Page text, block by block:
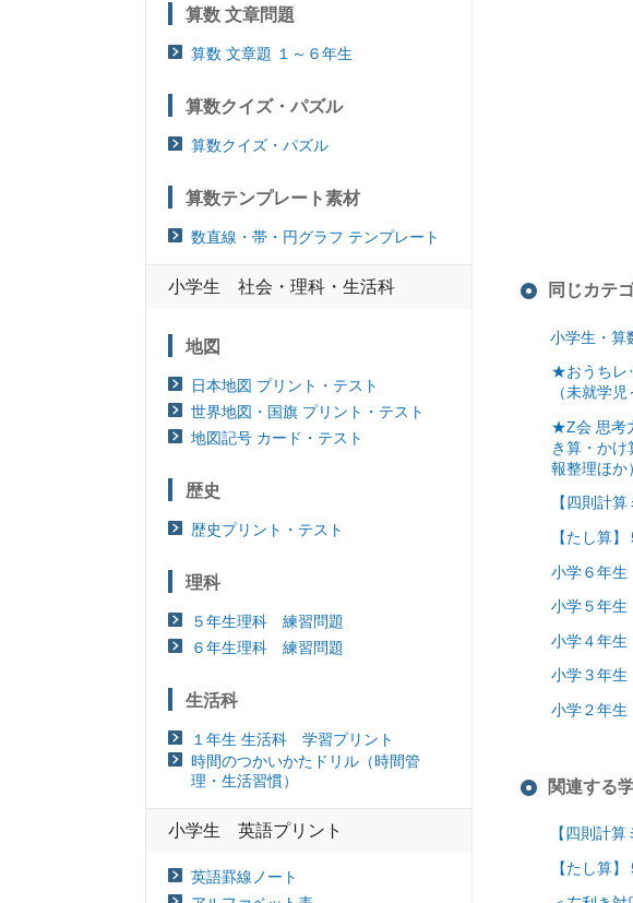
同じカテ
小学生・
★おうちレ
（未就学
★Z会 思考
き算・か
報整理ほか）
【四則計
【たし算
小学６年
小学５年
小学４年
小学３年
小学２年
関連する
【四則計
【たし算
算数 文章問題
算数 文章題 １～６年生
算数クイズ・パズル
算数クイズ・パズル
算数テンプレート素材
数直線・帯・円グラフ テンプレート
小学生 社会・理科・生活科
地図
日本地図 プリント・テスト
世界地図・国旗 プリント・テスト
地図記号 カード・テスト
歴史
歴史プリント・テスト
理科
５年生理科 練習問題
６年生理科 練習問題
生活科
１年生 生活科 学習プリント
時間のつかいかたドリル（時間管
理・生活習慣）
小学生 英語プリント
英語罫線ノート